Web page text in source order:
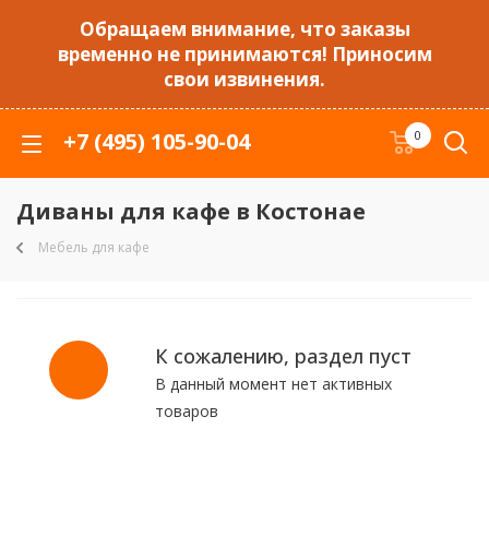
Обращаем внимание, что заказы
временно не принимаются! Приносим
свои извинения.
+7 (495) 105-90-04 0
Диваны для кафе в Костонае
Мебель для кафе
К сожалению, раздел пуст
В данный момент нет активных
товаров